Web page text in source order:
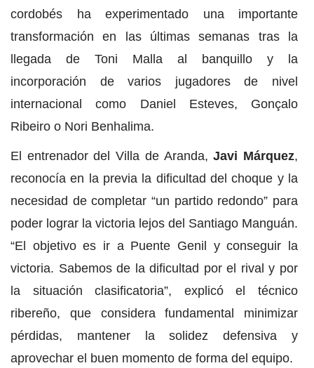
cordobés ha experimentado una importante
transformación en las últimas semanas tras la
llegada de Toni Malla al banquillo y la
incorporación de varios jugadores de nivel
internacional como Daniel Esteves, Gonçalo
Ribeiro o Nori Benhalima.
El entrenador del Villa de Aranda,Javi Márquez,
reconocía en la previa la dificultad del choque y la
necesidad de completar “un partido redondo” para
poder lograr la victoria lejos del Santiago Manguán.
“El objetivo es ir a Puente Genil y conseguir la
victoria. Sabemos de la dificultad por el rival y por
la situación clasificatoria”, explicó el técnico
ribereño, que considera fundamental minimizar
pérdidas, mantener la solidez defensiva y
aprovechar el buen momento de forma del equipo.